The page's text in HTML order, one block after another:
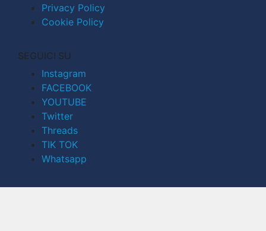
Privacy Policy
Cookie Policy
SEGUICI SU
Instagram
FACEBOOK
YOUTUBE
Twitter
Threads
TIK TOK
Whatsapp